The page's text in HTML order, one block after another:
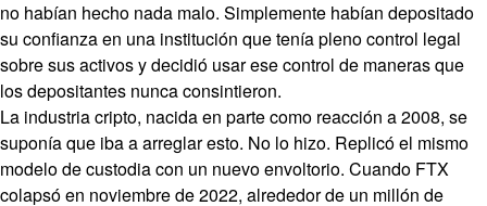
no habían hecho nada malo. Simplemente habían depositado
su confianza en una institución que tenía pleno control legal
sobre sus activos y decidió usar ese control de maneras que
los depositantes nunca consintieron.
La industria cripto, nacida en parte como reacción a 2008, se
suponía que iba a arreglar esto. No lo hizo. Replicó el mismo
modelo de custodia con un nuevo envoltorio. Cuando FTX
colapsó en noviembre de 2022, alrededor de un millón de